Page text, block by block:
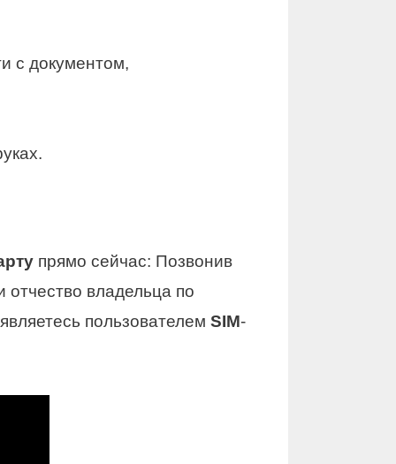
с документом,
прямо сейчас: Позвонив
владельца по
пользователем SIM-